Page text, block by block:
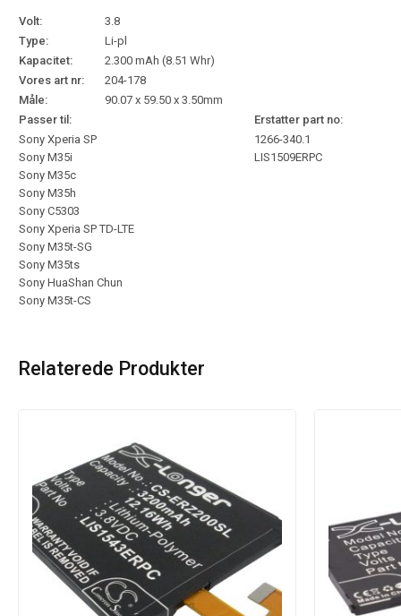
Volt:
3.8
Type:
Li-pl
Kapacitet:
2.300 mAh (8.51 Whr)
Vores art nr:
204-178
Måle:
90.07 x 59.50 x 3.50mm
Passer til:
Erstatter part no:
Sony Xperia SP
Sony M35i
Sony M35c
Sony M35h
Sony C5303
Sony Xperia SP TD-LTE
Sony M35t-SG
Sony M35ts
Sony HuaShan Chun
Sony M35t-CS
1266-340.1
LIS1509ERPC
Relaterede Produkter